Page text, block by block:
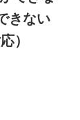
きない
）